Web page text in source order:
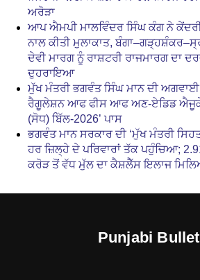
ਅਰੋੜਾ
ਆਪ ਐਮਪੀ ਮਾਲਵਿੰਦਰ ਸਿੰਘ ਕੰਗ ਨੇ ਕੇਂਦਰੀ
ਨਾਲ ਕੀਤੀ ਮੁਲਾਕਾਤ,
ਦੇਵੀ ਮਾਰਗ ਨੂੰ ਰਾਸ਼ਟਰੀ ਰਾਜਮਾਰਗ ਦਾ
ਦੁਹਰਾਇਆ
ਮੁੱਖ ਮੰਤਰੀ ਭਗਵੰਤ ਸਿੰਘ ਮਾਨ ਦੀ ਅਗਵਾਈ
ਰੈਗੂਲੇਸ਼ਨ ਆਫ ਫੀਸ ਆਫ ਅਣ-ਏਡਿਡ
(ਸੋਧ) ਬਿੱਲ-2026’ ਪਾਸ
ਭਗਵੰਤ ਮਾਨ ਸਰਕਾਰ ਦੀ ‘ਮੁੱਖ ਮੰਤਰੀ
ਹਰ ਜ਼ਿਲ੍ਹੇ ਦੇ ਪਰਿਵਾਰਾਂ ਤੱਕ ਪਹੁੰਚਿਆ;
ਕਰੋੜ ਤੋਂ ਵੱਧ ਮੁੱਲ ਦਾ ਕੈਸ਼ਲੈੱਸ ਇਲਾਜ
Punjabi